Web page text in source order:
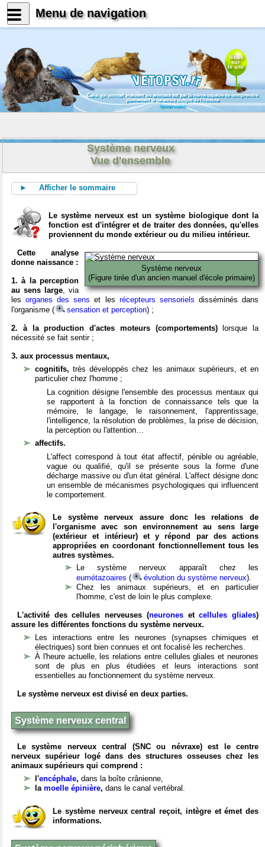
News
sur
le site
Celui qui connait vraiment les animaux est par là même capable de comprendre
pleinement le caractère unique de l'homme
Konrad Lorenz
Système nerveux
Vue d'ensemble
► Afficher le sommaire
Le système nerveux est un système biologique dont la
fonction est d'intégrer et de traiter des données, qu'elles
proviennent du monde extérieur ou du milieu intérieur.
Système nerveux
(Figure tirée d'un ancien manuel d'école primaire)
Cette analyse
donne naissance :
1. à la perception
au sens large, via
lesorganes des sens et les récepteurs sensoriels disséminés dans
l'organisme (
sensation et perception) ;
2. à la production d'actes moteurs (comportements)lorsque la
nécessité se fait sentir ;
3. aux processus mentaux,
cognitifs,très développés chez les animaux supérieurs, et en
particulier chez l'homme ;
La cognition désigne l'ensemble des processus mentaux qui
se rapportent à la fonction de connaissance tels que la
mémoire, le langage, le raisonnement, l'apprentissage,
l'intelligence, la résolution de problèmes, la prise de décision,
la perception ou l'attention…
affectifs.
L'affect correspond à tout état affectif, pénible ou agréable,
vague ou qualifié, qu'il se présente sous la forme d'une
décharge massive ou d'un état général. L'affect désigne donc
un ensemble de mécanismes psychologiques qui influencent
le comportement.
Le système nerveux assure donc les relations de
l'organisme avec son environnement au sens large
(extérieur et intérieur) et y répond par des actions
appropriées en coordonant fonctionnellement tous les
autres systèmes.
Le système nerveux apparaît chez les
eumétazoaires ( évolution du système nerveux).
Chez les animaux supérieurs, et en particulier
l'homme, c'est de loin le plus complexe.
L'activité des cellules nerveuses (neuronesetcellules gliales)
assure les différentes fonctions du système nerveux.
Les interactions entre les neurones (synapses chimiques et
électriques) sont bien connues et ont focalisé les recherches.
À l'heure actuelle, les relations entre cellules gliales et neurones
sont de plus en plus étudiées et leurs interactions sont
essentielles au fonctionnement du système nerveux.
Le système nerveux est divisé en deux parties.
Système nerveux central
Le système nerveux central (SNC ou névraxe) est le centre
nerveux supérieur logé dans des structures osseuses chez les
animaux supérieurs qui comprend :
l'encéphale, dans la boîte crânienne,
la moelle épinière, dans le canal vertébral.
Le système nerveux central reçoit, intègre et émet des
informations.
Menu de navigation